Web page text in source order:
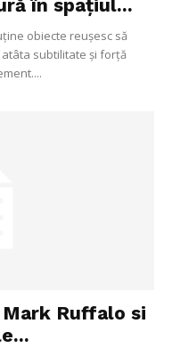
în spațiul...
obiecte reușesc să
subtilitate și forță
Mark Ruffalo si